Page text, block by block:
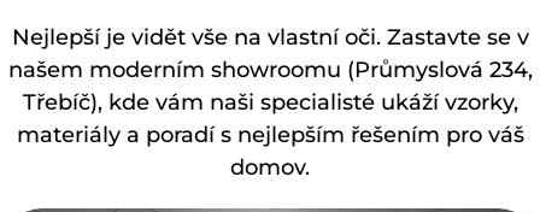
Nejlepší je vidět vše na vlastní oči. Zastavte se v
našem moderním showroomu (Průmyslová 234,
Třebíč), kde vám naši specialisté ukáží vzorky,
materiály a poradí s nejlepším řešením pro váš
domov.